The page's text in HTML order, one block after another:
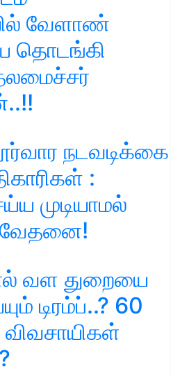
வேளாண்
தொடங்கி
நடவடிக்கை
:
முடியாமல்
வேதனை!
வள துறையை
டிரம்ப்..? 60